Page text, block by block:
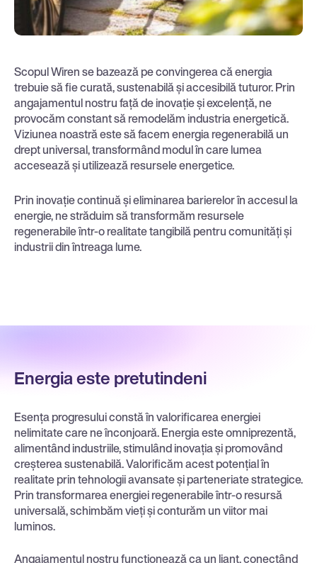
Scopul Wiren se bazează pe convingerea că energia
trebuie să fie curată, sustenabilă și accesibilă tuturor. Prin
angajamentul nostru față de inovație și excelență, ne
provocăm constant să remodelăm industria energetică.
Viziunea noastră este să facem energia regenerabilă un
drept universal, transformând modul în care lumea
accesează și utilizează resursele energetice.
Prin inovație continuă și eliminarea barierelor în accesul la
energie, ne străduim să transformăm resursele
regenerabile într-o realitate tangibilă pentru comunități și
industrii din întreaga lume.
Energia este pretutindeni
Esența progresului constă în valorificarea energiei
nelimitate care ne înconjoară. Energia este omniprezentă,
alimentând industriile, stimulând inovația și promovând
creșterea sustenabilă. Valorificăm acest potențial în
realitate prin tehnologii avansate și parteneriate strategice.
Prin transformarea energiei regenerabile într-o resursă
universală, schimbăm vieți și conturăm un viitor mai
luminos.
Angajamentul nostru funcționează ca un liant, conectând